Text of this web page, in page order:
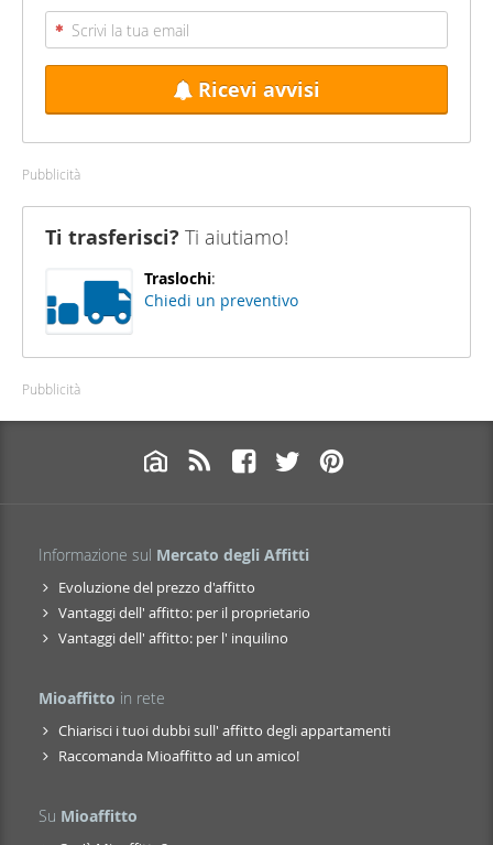
Ricevi avvisi
Pubblicità
Ti trasferisci? Ti aiutiamo!
Traslochi:
Chiedi un preventivo
Pubblicità
Informazione sul Mercato degli Affitti
Evoluzione del prezzo d'affitto
Vantaggi dell' affitto: per il proprietario
Vantaggi dell' affitto: per l' inquilino
Mioaffitto in rete
Chiarisci i tuoi dubbi sull' affitto degli appartamenti
Raccomanda Mioaffitto ad un amico!
Su Mioaffitto